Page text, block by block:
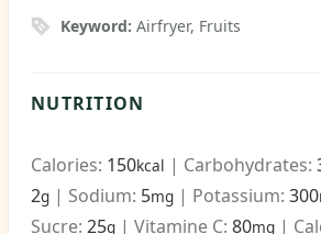
Keyword:Airfryer, Fruits
NUTRITION
Calories: 150kcal | Carbohydrates:
2g | Sodium: 5mg | Potassium: 300
Sucre: 25g | Vitamine C: 80mg |